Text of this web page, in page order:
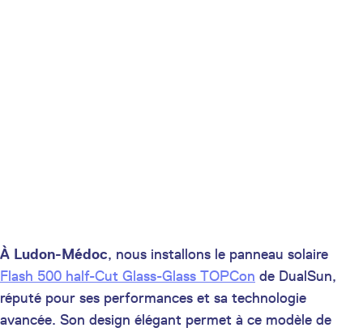
À Ludon-Médoc, nous installons le panneau solaire
Flash 500 half-Cut Glass-Glass TOPCon de DualSun,
réputé pour ses performances et sa technologie
avancée. Son design élégant permet à ce modèle de